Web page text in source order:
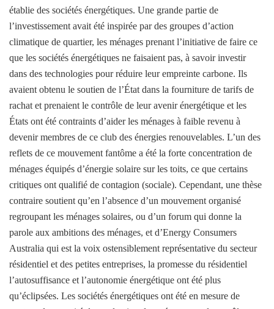
établie des sociétés énergétiques. Une grande partie de
l’investissement avait été inspirée par des groupes d’action
climatique de quartier, les ménages prenant l’initiative de faire ce
que les sociétés énergétiques ne faisaient pas, à savoir investir
dans des technologies pour réduire leur empreinte carbone. Ils
avaient obtenu le soutien de l’État dans la fourniture de tarifs de
rachat et prenaient le contrôle de leur avenir énergétique et les
États ont été contraints d’aider les ménages à faible revenu à
devenir membres de ce club des énergies renouvelables. L’un des
reflets de ce mouvement fantôme a été la forte concentration de
ménages équipés d’énergie solaire sur les toits, ce que certains
critiques ont qualifié de contagion (sociale). Cependant, une thèse
contraire soutient qu’en l’absence d’un mouvement organisé
regroupant les ménages solaires, ou d’un forum qui donne la
parole aux ambitions des ménages, et d’Energy Consumers
Australia qui est la voix ostensiblement représentative du secteur
résidentiel et des petites entreprises, la promesse du résidentiel
l’autosuffisance et l’autonomie énergétique ont été plus
qu’éclipsées. Les sociétés énergétiques ont été en mesure de